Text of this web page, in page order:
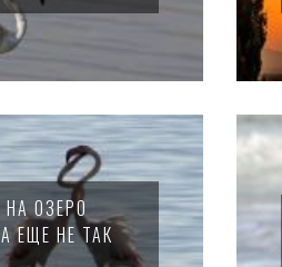
ОЗЕРО
ЕЩЕ НЕ ТАК